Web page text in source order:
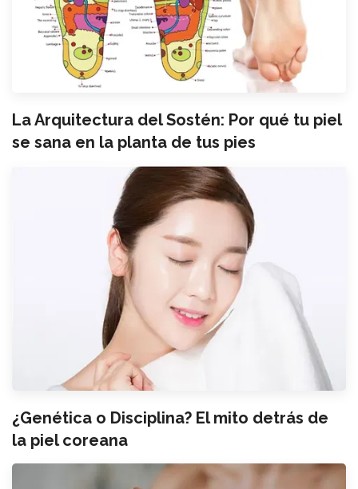
La Arquitectura del Sostén: Por qué tu piel
se sana en la planta de tus pies
¿Genética o Disciplina? El mito detrás de
la piel coreana